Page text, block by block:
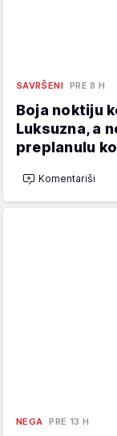
SAVRŠENI PRE 8 H
Boja noktiju
Luksuzna, a
preplanulu
Komentariši
NEGA PRE 13 H